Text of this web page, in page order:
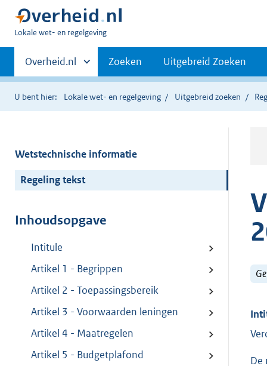
U
hier:
Lokale wet- en regelgeving
Primaire
navigatie
Andere
sites
binnen
Overheid.nl Zoeken Uitgebreid Zoeken
U bent hier: Lokale wet- en regelgeving Uitgebreid zoeken
Wetstechnische informatie
Regeling tekst
Inhoudsopgave
Intitule
Artikel 1 - Begrippen
Artikel 2 - Toepassingsbereik
Artikel 3 - Voorwaarden leningen
Artikel 4 - Maatregelen
Artikel 5 - Budgetplafond
De